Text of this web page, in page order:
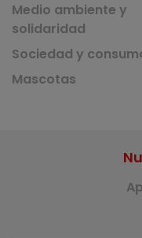
Medio ambiente y
solidaridad
Sociedad y
Mascotas